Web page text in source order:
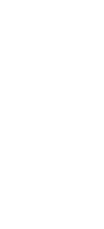
überkonfessionelle
der Juden in
zeigt, dass einerseits
sozialer Hinsicht einen
vollzogen, der
Glaubens an die
sich andererseits die
gegenüber
wandelte.
in das Leben und
Nordhausen weit vor
einzutauchen. Denn
des jüdischen
zu können, ist es
durch den